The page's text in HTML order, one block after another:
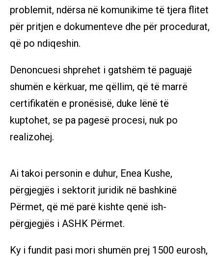
problemit, ndërsa në komunikime të tjera flitet
për pritjen e dokumenteve dhe për procedurat,
që po ndiqeshin.
Denoncuesi shprehet i gatshëm të paguajë
shumën e kërkuar, me qëllim, që të marrë
certifikatën e pronësisë, duke lënë të
kuptohet, se pa pagesë procesi, nuk po
realizohej.
Ai takoi personin e duhur, Enea Kushe,
përgjegjës i sektorit juridik në bashkinë
Përmet, që më parë kishte qenë ish-
përgjegjës i ASHK Përmet.
Ky i fundit pasi mori shumën prej 1500 eurosh,